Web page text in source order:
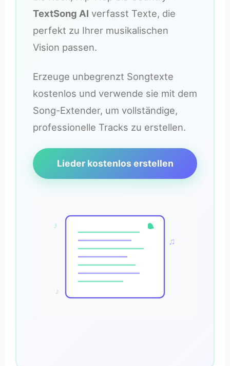
TextSong AI verfasst Texte, die
perfekt zu Ihrer musikalischen
Vision passen.
Erzeuge unbegrenzt Songtexte
kostenlos und verwende sie mit dem
Song-Extender, um vollständige,
professionelle Tracks zu erstellen.
Lieder kostenlos erstellen
♪
♫
♪